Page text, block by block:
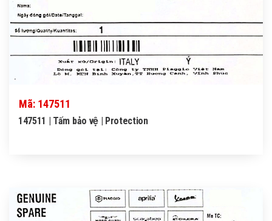
Mã: 147511
147511 | Tấm bảo vệ | Protection